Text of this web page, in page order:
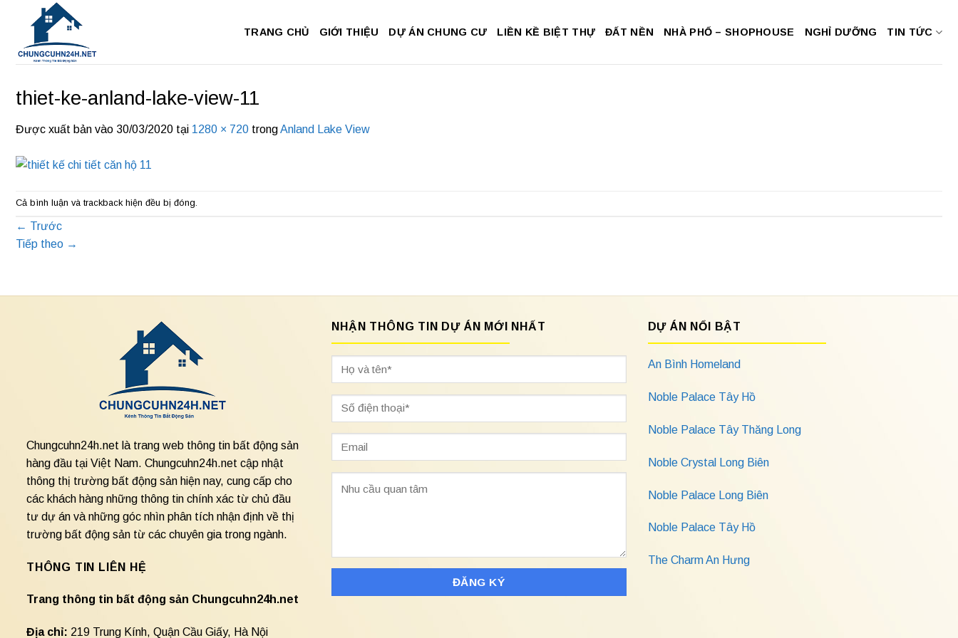
dung
TRANG CHỦ GIỚI THIỆU DỰ ÁN CHUNG CƯ LIỀN KỀ BIỆT THỰ ĐẤT NỀN NHÀ PHỐ – SHOPHOUSE NGHỈ DƯỠNG TIN TỨC
thiet-ke-anland-lake-view-11
Được xuất bản vào 30/03/2020 tại 1280 × 720 trongAnland Lake View
Cả bình luận và trackback hiện đều bị đóng.
← Trước
Tiếp theo →
Chungcuhn24h.net là trang web thông tin bất động sản
hàng đầu tại Việt Nam. Chungcuhn24h.net cập nhật
thông thị trường bất động sản hiện nay, cung cấp cho
các khách hàng những thông tin chính xác từ chủ đầu
tư dự án và những góc nhìn phân tích nhận định về thị
trường bất động sản từ các chuyên gia trong ngành.
THÔNG TIN LIÊN HỆ
Trang thông tin bất động sản Chungcuhn24h.net
Địa chỉ: 219 Trung Kính, Quận Cầu Giấy, Hà Nội
NHẬN THÔNG TIN DỰ ÁN MỚI NHẤT DỰ ÁN NỔI BẬT
An Bình Homeland
Noble Palace Tây Hồ
Noble Palace Tây Thăng Long
Noble Crystal Long Biên
Noble Palace Long Biên
Noble Palace Tây Hồ
The Charm An Hưng